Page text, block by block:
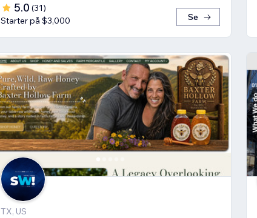
5.0 (31)
Starter på $3,000
Se
TX, US